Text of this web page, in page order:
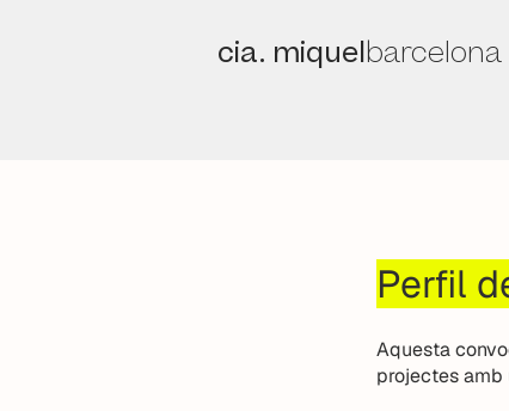
cia. miquelbarcelona
Perfil
Aquesta
projectes